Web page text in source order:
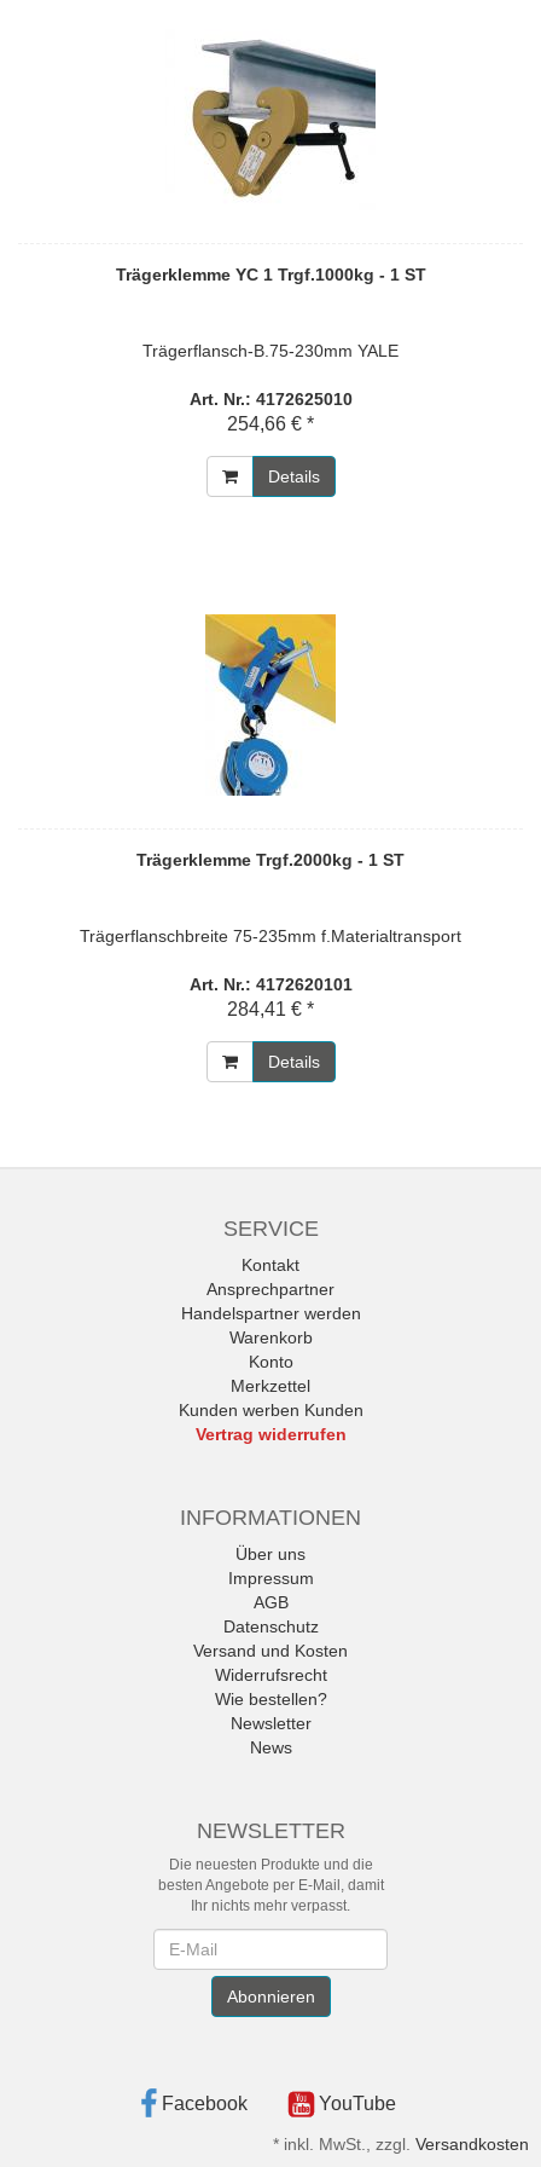
Trägerklemme YC 1 Trgf.1000kg - 1 ST
Trägerflansch-B.75-230mm YALE
Art. Nr.: 4172625010
254,66 € *
Details
Trägerklemme Trgf.2000kg - 1 ST
Trägerflanschbreite 75-235mm f.Materialtransport
Art. Nr.: 4172620101
284,41 € *
Details
SERVICE
Kontakt
Ansprechpartner
Handelspartner werden
Warenkorb
Konto
Merkzettel
Kunden werben Kunden
Vertrag widerrufen
INFORMATIONEN
Über uns
Impressum
AGB
Datenschutz
Versand und Kosten
Widerrufsrecht
Wie bestellen?
Newsletter
News
NEWSLETTER
Die neuesten Produkte und die
besten Angebote per E-Mail, damit
Ihr nichts mehr verpasst.
Abonnieren
Facebook YouTube
* inkl. MwSt., zzgl. Versandkosten